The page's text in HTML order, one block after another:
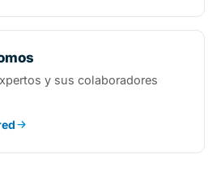
y sus colaboradores